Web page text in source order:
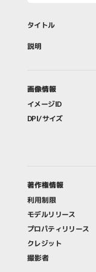
タイトル
説明
画像情報
イメージID
DPI/サイズ
著作権情報
利用制限
モデルリリース
プロパティリリース
クレジット
撮影者